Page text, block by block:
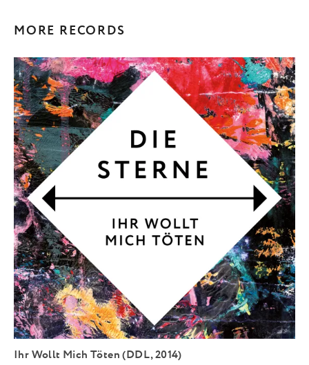
MORE RECORDS
Ihr Wollt Mich Töten (DDL, 2014)